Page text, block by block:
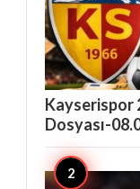
Kayserispor
Dosyası-